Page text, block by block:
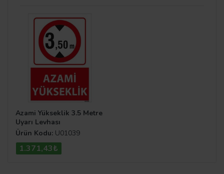
Azami Yükseklik 3.5 Metre
Uyarı Levhası
Ürün Kodu: U01039
1.371,43₺